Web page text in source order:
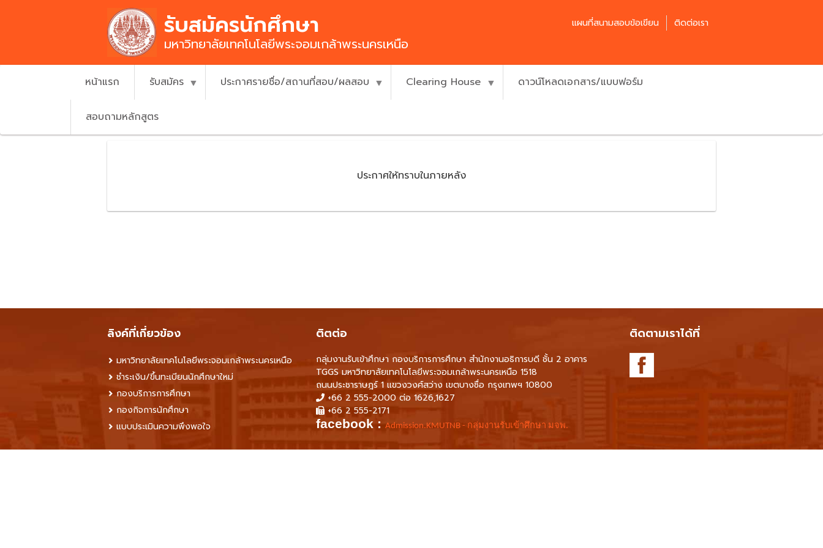
รับสมัครนักศึกษา
มหาวิทยาลัยเทคโนโลยีพระจอมเกล้าพระนครเหนือ
แผนที่สนามสอบข้อเขียน ติดต่อเรา
หน้าแรก รับสมัคร ประกาศรายชื่อ/สถานที่สอบ/ผลสอบ Clearing House ดาวน์โหลดเอกสาร/แบบฟอร์ม
สอบถามหลักสูตร
ประกาศให้ทราบในภายหลัง
ลิงค์ที่เกี่ยวข้อง
มหาวิทยาลัยเทคโนโลยีพระจอมเกล้าพระนครเหนือ
ชำระเงิน/ขึ้นทะเบียนนักศึกษาใหม่
กองบริการการศึกษา
กองกิจการนักศึกษา
แบบประเมินความพึงพอใจ
ติตต่อ
กลุ่มงานรับเข้าศึกษา กองบริการการศึกษา สำนักงานอธิการบดี ชั้น 2 อาคาร
TGGS มหาวิทยาลัยเทคโนโลยีพระจอมเกล้าพระนครเหนือ 1518
ถนนประชาราษฎร์ 1 แขวงวงศ์สว่าง เขตบางซื่อ กรุงเทพฯ 10800
+66 2 555-2000 ต่อ 1626,1627
+66 2 555-2171
facebook :Admission.KMUTNB - กลุ่มงานรับเข้าศึกษา มจพ.
ติดตามเราได้ที่